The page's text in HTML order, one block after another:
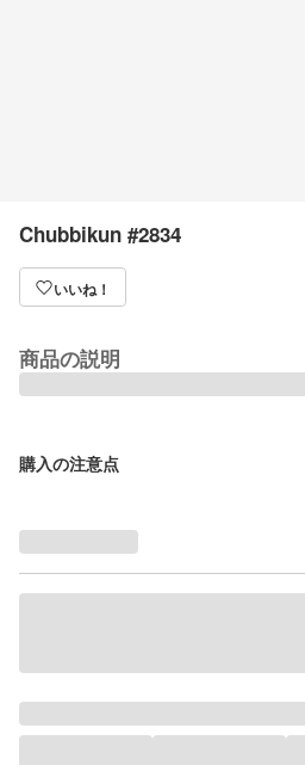
Chubbikun #2834
いいね！
商品の説明
購入の注意点